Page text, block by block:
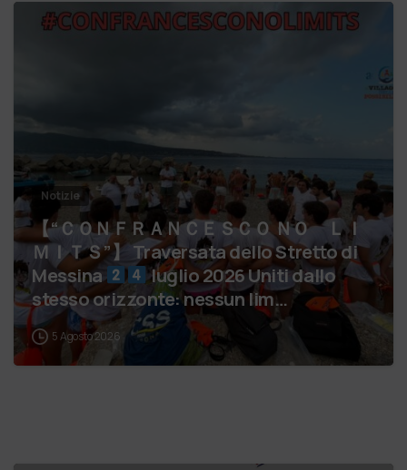
Notizie
【 “ＣＯＮＦＲＡＮＣＥＳＣＯ ＮＯ ＬＩ
ＭＩＴＳ”】 Traversata dello Stretto di
Messina
luglio 2026 Uniti dallo
stesso orizzonte: nessun lim…
5 Agosto 2026